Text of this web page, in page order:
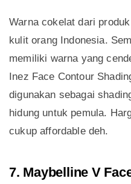
Warna cokelat dari
kulit orang Indonesia.
memiliki warna yang
Inez Face Contour
digunakan sebagai
hidung untuk pemula.
cukup affordable deh.
7. Maybelline V